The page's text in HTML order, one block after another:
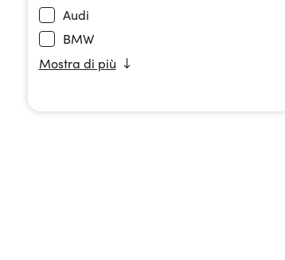
Audi
BMW
Cupra